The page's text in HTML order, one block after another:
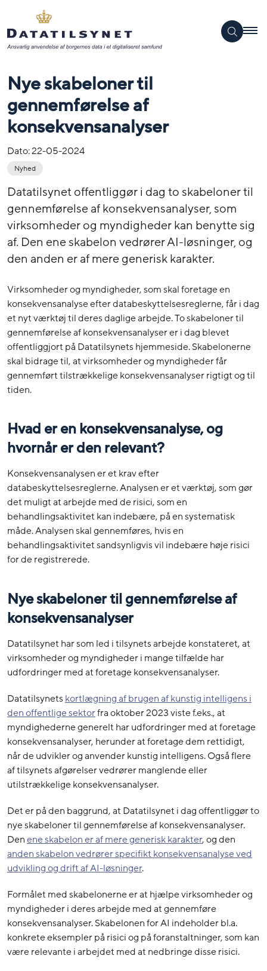
Nye skabeloner til
gennemførelse af
konsekvensanalyser
Dato:22-05-2024
Nyhed
Datatilsynet offentliggør i dag to skabeloner til
gennemførelse af konsekvensanalyser, som
virksomheder og myndigheder kan benytte sig
af. Den ene skabelon vedrører AI-løsninger, og
den anden er af mere generisk karakter.
Virksomheder og myndigheder, som skal foretage en
konsekvensanalyse efter databeskyttelsesreglerne, får i dag
et nyt værktøj til deres daglige arbejde. To skabeloner til
gennemførelse af konsekvensanalyser er i dag blevet
offentliggjort på Datatilsynets hjemmeside. Skabelonerne
skal bidrage til, at virksomheder og myndigheder får
gennemført tilstrækkelige konsekvensanalyser rigtigt og til
tiden.
Hvad er en konsekvensanalyse, og
hvornår er den relevant?
Konsekvensanalysen er et krav efter
databeskyttelsesreglerne. Analysen er et værktøj, som gør
det muligt at arbejde med de risici, som en
behandlingsaktivitet kan indebære, på en systematisk
måde. Analysen skal gennemføres, hvis en
behandlingsaktivitet sandsynligvis vil indebære høje risici
for de registrerede.
Nye skabeloner til gennemførelse af
konsekvensanalyser
Datatilsynet har som led i tilsynets arbejde konstateret, at
virksomheder og myndigheder i mange tilfælde har
udfordringer med at foretage konsekvensanalyser.
Datatilsynetskortlægning af brugen af kunstig intelligens i
den offentlige sektorfra oktober 2023 viste f.eks., at
myndighederne generelt har udfordringer med at foretage
konsekvensanalyser, herunder at foretage dem rettidigt,
når de udvikler og anvender kunstig intelligens. Også flere
af tilsynets afgørelser vedrører manglende eller
utilstrækkelige konsekvensanalyser.
Det er på den baggrund, at Datatilsynet i dag offentliggør to
nye skabeloner til gennemførelse af konsekvensanalyser.
Denene skabelon er af mere generisk karakter, og den
anden skabelon vedrører specifikt konsekvensanalyse ved
udvikling og drift af AI-løsninger.
Formålet med skabelonerne er at hjælpe virksomheder og
myndigheder i deres arbejde med at gennemføre
konsekvensanalyser. Skabelonen for AI indeholder bl.a.
konkrete eksempler på risici og på foranstaltninger, som kan
være relevante i arbejdet med at nedbringe disse risici.